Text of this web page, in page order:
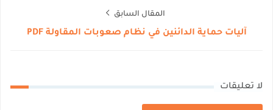
المقال السابق
آليات حماية الدائنين في نظام صعوبات المقاولة PDF
لا تعليقات